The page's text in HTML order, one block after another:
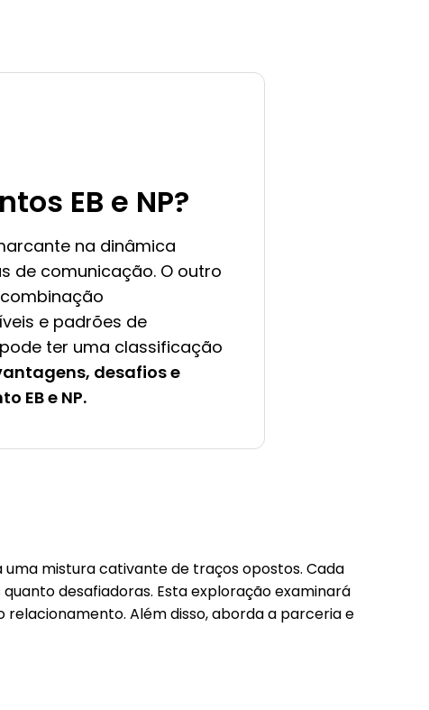
EB e NP?
na dinâmica
de comunicação. O outro
e padrões de
ter uma classificação
desafios e
EB e NP.
uma mistura cativante de traços opostos. Cada
desafiadoras. Esta exploração examinará
Além disso, aborda a parceria e